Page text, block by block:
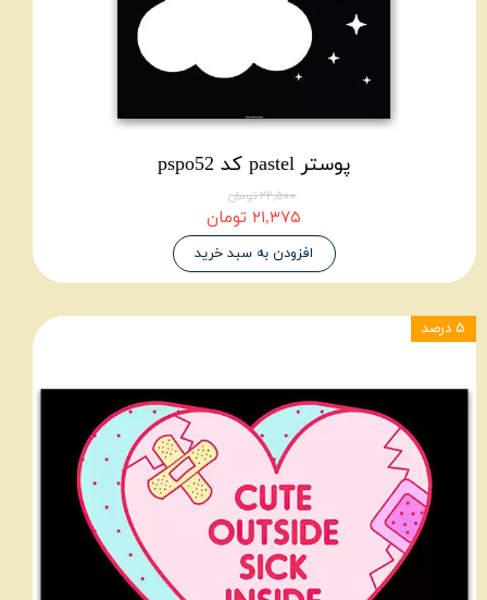
پوستر pastel کد pspo52
۲۲,۵۰۰ تومان
۲۱,۳۷۵ تومان
افزودن به سبد خرید
۵ درصد